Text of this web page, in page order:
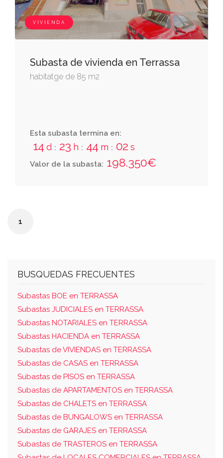
VIVIENDA
Subasta de vivienda en Terrassa
habitatge de 85 m2
Esta subasta termina en:
14 d : 23 h : 44 m : 02 s
Valor de la subasta: 198.350€
1
BUSQUEDAS FRECUENTES
Subastas BOE en TERRASSA
Subastas JUDICIALES en TERRASSA
Subastas NOTARIALES en TERRASSA
Subastas HACIENDA en TERRASSA
Subastas de VIVIENDAS en TERRASSA
Subastas de CASAS en TERRASSA
Subastas de PISOS en TERRASSA
Subastas de APARTAMENTOS en TERRASSA
Subastas de CHALETS en TERRASSA
Subastas de BUNGALOWS en TERRASSA
Subastas de GARAJES en TERRASSA
Subastas de TRASTEROS en TERRASSA